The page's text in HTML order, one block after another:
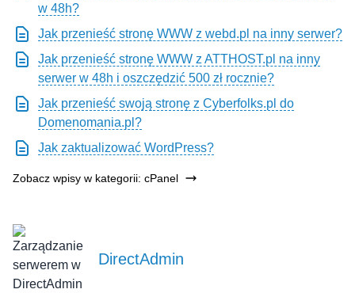
w 48h?
Jak przenieść stronę WWW z webd.pl na inny serwer?
Jak przenieść stronę WWW z ATTHOST.pl na inny
serwer w 48h i oszczędzić 500 zł rocznie?
Jak przenieść swoją stronę z Cyberfolks.pl do
Domenomania.pl?
Jak zaktualizować WordPress?
Zobacz wpisy w kategorii: cPanel
DirectAdmin